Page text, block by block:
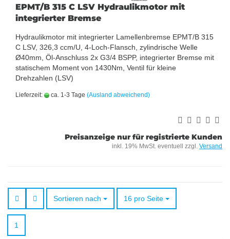
EPMT/B 315 C LSV Hydraulikmotor mit
integrierter Bremse
Hydraulikmotor mit integrierter Lamellenbremse EPMT/B 315
C LSV, 326,3 ccm/U, 4-Loch-Flansch, zylindrische Welle
Ø40mm, Öl-Anschluss 2x G3/4 BSPP, integrierter Bremse mit
statischem Moment von 1430Nm, Ventil für kleine
Drehzahlen (LSV)
Lieferzeit: ca. 1-3 Tage (Ausland abweichend)
Preisanzeige nur für registrierte Kunden
inkl. 19% MwSt. eventuell zzgl. Versand
Sortieren nach
Sortieren nach 16 pro Seite
pro Seite
1